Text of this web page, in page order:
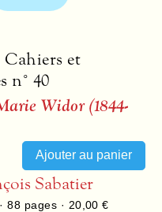
Cahiers et
n° 40
Widor (1844-
Sabatier
88 pages · 20,00 €